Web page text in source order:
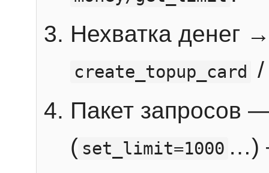
Нехватка денег
create_topup_card
Пакет запросов
( set_limit=1000 …)